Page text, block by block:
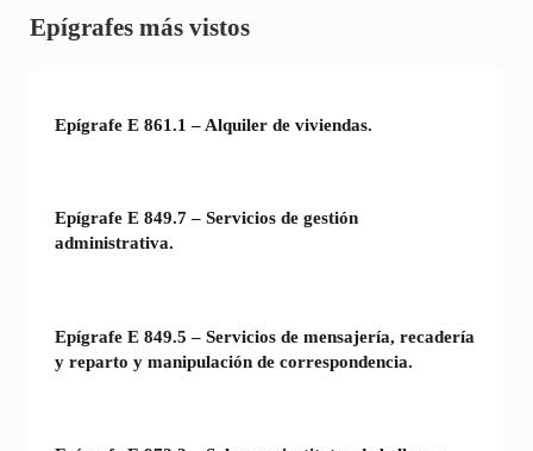
Sidebar
Epígrafes más vistos
Epígrafe E 861.1 – Alquiler de viviendas.
Epígrafe E 849.7 – Servicios de gestión
administrativa.
Epígrafe E 849.5 – Servicios de mensajería, recadería
y reparto y manipulación de correspondencia.